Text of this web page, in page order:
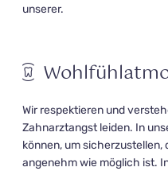
unserer.
Wir respektieren und
Zahnarztangst leiden. In
können, um sicherzustellen,
angenehm wie möglich ist.